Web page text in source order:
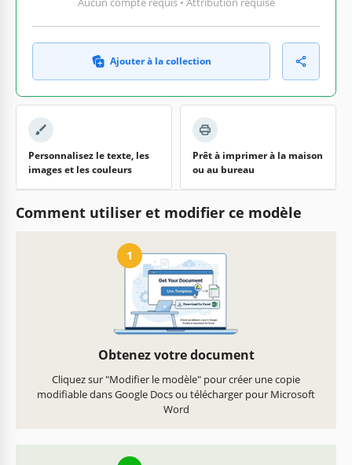
Ajouter à la collection
Personnalisez le texte, les
images et les couleurs
Prêt à imprimer à la maison
ou au bureau
Comment utiliser et modifier ce modèle
1
Obtenez votre document
Cliquez sur "Modifier le modèle" pour créer une copie
modifiable dans Google Docs ou télécharger pour Microsoft
Word